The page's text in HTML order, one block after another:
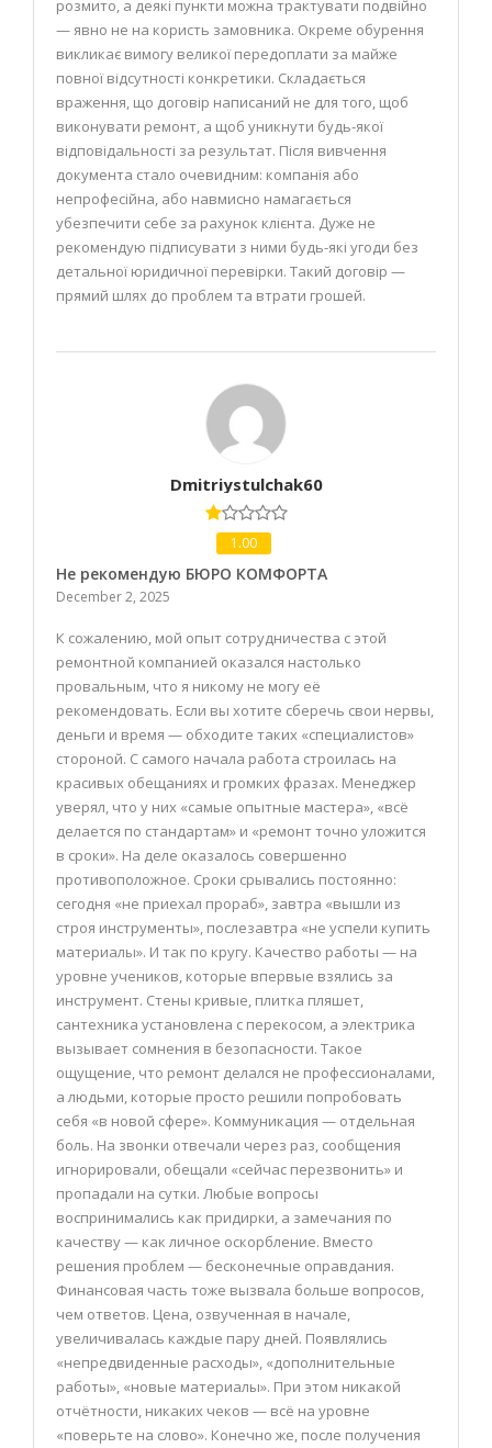
розмито, а деякі пункти можна трактувати подвійно
— явно не на користь замовника. Окреме обурення
викликає вимогу великої передоплати за майже
повної відсутності конкретики. Складається
враження, що договір написаний не для того, щоб
виконувати ремонт, а щоб уникнути будь-якої
відповідальності за результат. Після вивчення
документа стало очевидним: компанія або
непрофесійна, або навмисно намагається
убезпечити себе за рахунок клієнта. Дуже не
рекомендую підписувати з ними будь-які угоди без
детальної юридичної перевірки. Такий договір —
прямий шлях до проблем та втрати грошей.
Dmitriystulchak60
1.00
Не рекомендую БЮРО КОМФОРТА
December 2, 2025
К сожалению, мой опыт сотрудничества с этой
ремонтной компанией оказался настолько
провальным, что я никому не могу её
рекомендовать. Если вы хотите сберечь свои нервы,
деньги и время — обходите таких «специалистов»
стороной. С самого начала работа строилась на
красивых обещаниях и громких фразах. Менеджер
уверял, что у них «самые опытные мастера», «всё
делается по стандартам» и «ремонт точно уложится
в сроки». На деле оказалось совершенно
противоположное. Сроки срывались постоянно:
сегодня «не приехал прораб», завтра «вышли из
строя инструменты», послезавтра «не успели купить
материалы». И так по кругу. Качество работы — на
уровне учеников, которые впервые взялись за
инструмент. Стены кривые, плитка пляшет,
сантехника установлена с перекосом, а электрика
вызывает сомнения в безопасности. Такое
ощущение, что ремонт делался не профессионалами,
а людьми, которые просто решили попробовать
себя «в новой сфере». Коммуникация — отдельная
боль. На звонки отвечали через раз, сообщения
игнорировали, обещали «сейчас перезвонить» и
пропадали на сутки. Любые вопросы
воспринимались как придирки, а замечания по
качеству — как личное оскорбление. Вместо
решения проблем — бесконечные оправдания.
Финансовая часть тоже вызвала больше вопросов,
чем ответов. Цена, озвученная в начале,
увеличивалась каждые пару дней. Появлялись
«непредвиденные расходы», «дополнительные
работы», «новые материалы». При этом никакой
отчётности, никаких чеков — всё на уровне
«поверьте на слово». Конечно же, после получения